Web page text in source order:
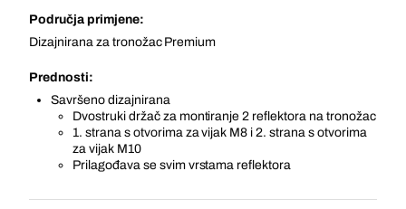
Područja primjene:
Dizajnirana za tronožac Premium
Prednosti:
Savršeno dizajnirana
Dvostruki držač za montiranje 2 reflektora na tronožac
1. strana s otvorima za vijak M8 i 2. strana s otvorima
za vijak M10
Prilagođava se svim vrstama reflektora